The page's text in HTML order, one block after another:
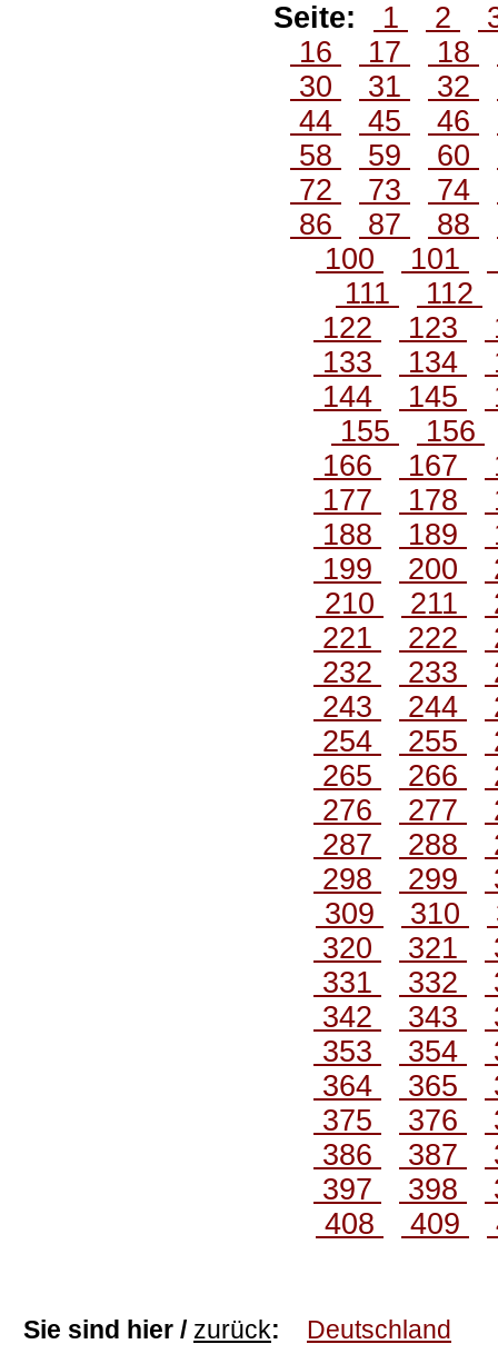
Seite: 1 2
16
17 18
30
31 32
44
45 46
58
59 60
72
73 74
86
87 88
100
101
111
112
122
123
133
134
144
145
155
156
166
167
177
178
188
189
199
200
210
211
221
222
232
233
243
244
254
255
265
266
276
277
287
288
298
299
309
310
320
321
331
332
342
343
353
354
364
365
375
376
386
387
397
398
408
409
Sie sind hier / zurück: Deutschland